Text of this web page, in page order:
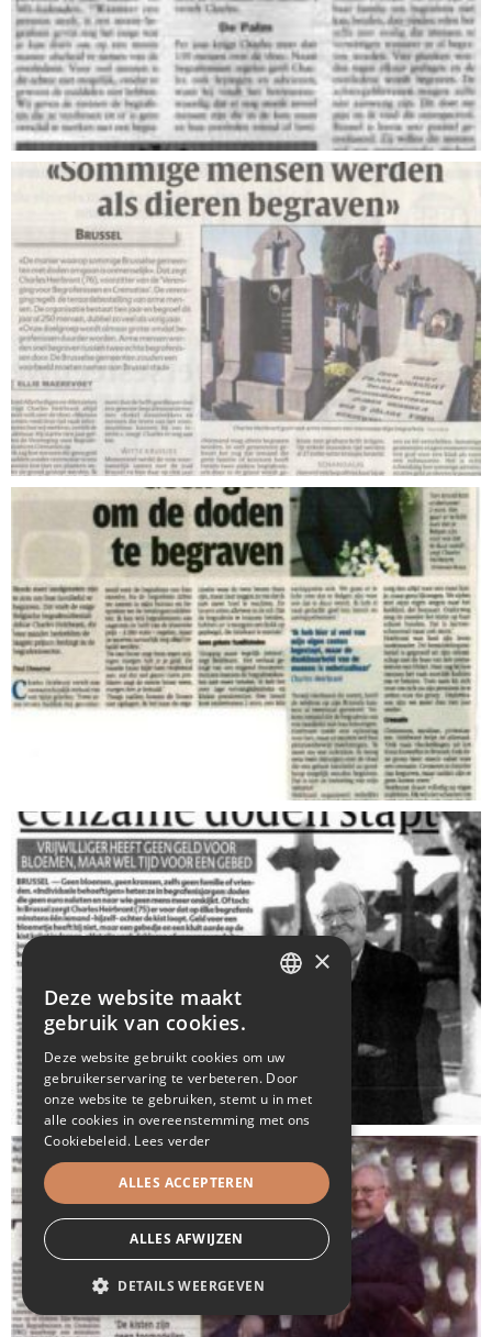
×
Deze website maakt
gebruik van cookies.
Deze website gebruikt cookies om uw
gebruikerservaring te verbeteren. Door
onze website te gebruiken, stemt u in met
alle cookies in overeenstemming met ons
Cookiebeleid. Lees verder
ALLES ACCEPTEREN
ALLES AFWIJZEN
DETAILS WEERGEVEN
STRIKT NOODZAKELIJK